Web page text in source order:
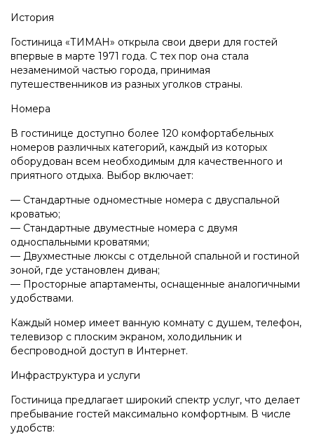
История
Гостиница «ТИМАН» открыла свои двери для гостей
впервые в марте 1971 года. С тех пор она стала
незаменимой частью города, принимая
путешественников из разных уголков страны.
Номера
В гостинице доступно более 120 комфортабельных
номеров различных категорий, каждый из которых
оборудован всем необходимым для качественного и
приятного отдыха. Выбор включает:
— Стандартные одноместные номера с двуспальной
кроватью;
— Стандартные двуместные номера с двумя
односпальными кроватями;
— Двухместные люксы с отдельной спальной и гостиной
зоной, где установлен диван;
— Просторные апартаменты, оснащенные аналогичными
удобствами.
Каждый номер имеет ванную комнату с душем, телефон,
телевизор с плоским экраном, холодильник и
беспроводной доступ в Интернет.
Инфраструктура и услуги
Гостиница предлагает широкий спектр услуг, что делает
пребывание гостей максимально комфортным. В числе
удобств: